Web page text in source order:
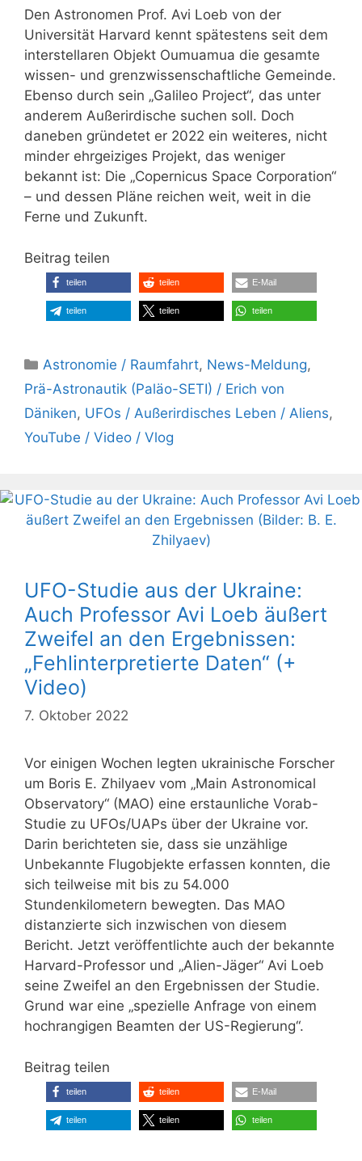
Den Astronomen Prof. Avi Loeb von der
Universität Harvard kennt spätestens seit dem
interstellaren Objekt Oumuamua die gesamte
wissen- und grenzwissenschaftliche Gemeinde.
Ebenso durch sein „Galileo Project“, das unter
anderem Außerirdische suchen soll. Doch
daneben gründetet er 2022 ein weiteres, nicht
minder ehrgeiziges Projekt, das weniger
bekannt ist: Die „Copernicus Space Corporation“
– und dessen Pläne reichen weit, weit in die
Ferne und Zukunft.
Beitrag teilen
teilen teilen E-Mail
teilen teilen teilen
Kategorien
Astronomie / Raumfahrt, News-Meldung,
Prä-Astronautik (Paläo-SETI) / Erich von
Däniken, UFOs / Außerirdisches Leben / Aliens,
YouTube / Video / Vlog
UFO-Studie aus der Ukraine:
Auch Professor Avi Loeb äußert
Zweifel an den Ergebnissen:
„Fehlinterpretierte Daten“ (+
Video)
7. Oktober 2022
Vor einigen Wochen legten ukrainische Forscher
um Boris E. Zhilyaev vom „Main Astronomical
Observatory“ (MAO) eine erstaunliche Vorab-
Studie zu UFOs/UAPs über der Ukraine vor.
Darin berichteten sie, dass sie unzählige
Unbekannte Flugobjekte erfassen konnten, die
sich teilweise mit bis zu 54.000
Stundenkilometern bewegten. Das MAO
distanzierte sich inzwischen von diesem
Bericht. Jetzt veröffentlichte auch der bekannte
Harvard-Professor und „Alien-Jäger“ Avi Loeb
seine Zweifel an den Ergebnissen der Studie.
Grund war eine „spezielle Anfrage von einem
hochrangigen Beamten der US-Regierung“.
Beitrag teilen
teilen teilen E-Mail
teilen teilen teilen